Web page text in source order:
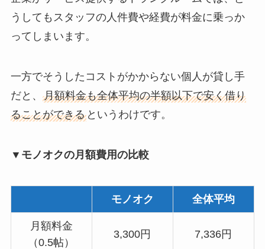
うしてもスタッフの人件費や経費が料金に乗っか
ってしまいます。
一方でそうしたコストがかからない個人が貸し手
だと、 月額料金も全体平均の半額以下で安く借り
ることができるというわけです。
▼モノオクの月額費用の比較
モノオク 全体平均
月額料金
（0.5帖）
3,300円 7,336円